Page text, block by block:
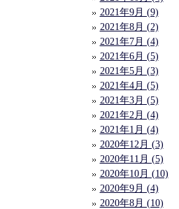
2021年9月 (9)
2021年8月 (2)
2021年7月 (4)
2021年6月 (5)
2021年5月 (3)
2021年4月 (5)
2021年3月 (5)
2021年2月 (4)
2021年1月 (4)
2020年12月 (3)
2020年11月 (5)
2020年10月 (10)
2020年9月 (4)
2020年8月 (10)